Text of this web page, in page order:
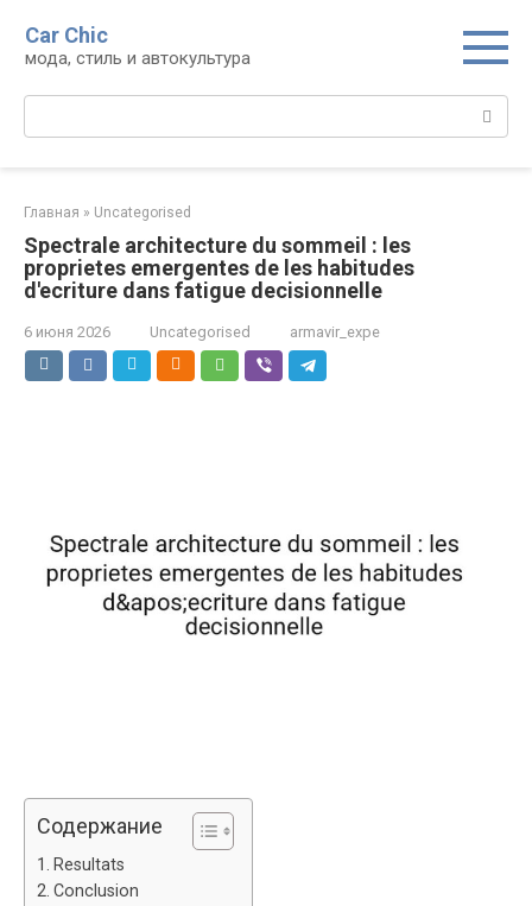
контенту
Car Chic
мода, стиль и автокультура
Поиск:
Главная » Uncategorised
Spectrale architecture du sommeil : les
proprietes emergentes de les habitudes
d'ecriture dans fatigue decisionnelle
6 июня 2026 Uncategorised armavir_expe
Содержание
Resultats
Conclusion